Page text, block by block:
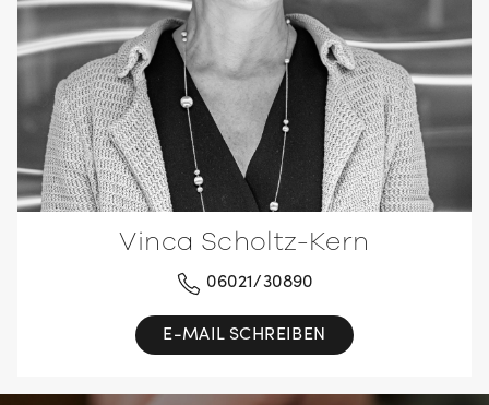
Vinca Scholtz-Kern
06021/30890
E-MAIL SCHREIBEN